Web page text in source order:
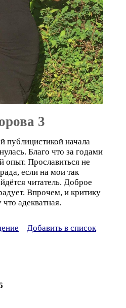
3
публицистикой начала
Благо что за годами
опыт. Прославиться не
если на мои так
читатель. Доброе
Впрочем, и критику
адекватная.
Добавить в список